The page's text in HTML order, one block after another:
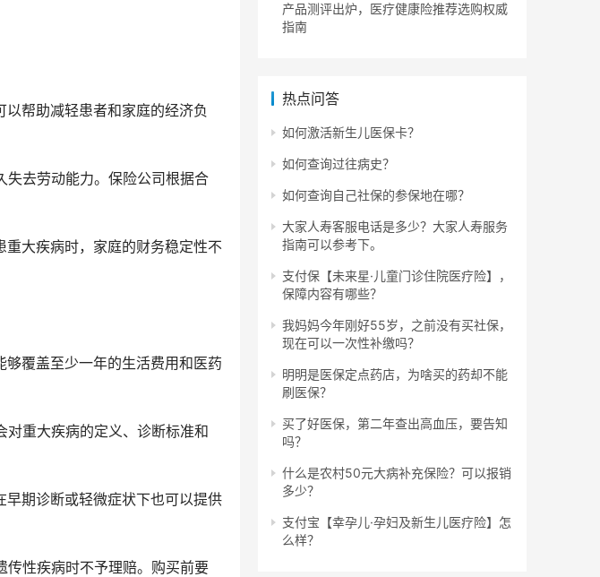
帮助减轻患者和家庭的经济负
失去劳动能力。保险公司根据合
大疾病时，家庭的财务稳定性不
覆盖至少一年的生活费用和医药
重大疾病的定义、诊断标准和
期诊断或轻微症状下也可以提供
性疾病时不予理赔。购买前要
产品测评出炉，医疗健康险推荐选购权威
指南
热点问答
如何激活新生儿医保卡？
如何查询过往病史？
如何查询自己社保的参保地在哪？
大家人寿客服电话是多少？大家人寿服务
指南可以参考下。
支付保【未来星·儿童门诊住院医疗险】，
保障内容有哪些？
我妈妈今年刚好55岁，之前没有买社保，
现在可以一次性补缴吗？
明明是医保定点药店，为啥买的药却不能
刷医保？
买了好医保，第二年查出高血压，要告知
吗？
什么是农村50元大病补充保险？可以报销
多少？
支付宝【幸孕儿·孕妇及新生儿医疗险】怎
么样？